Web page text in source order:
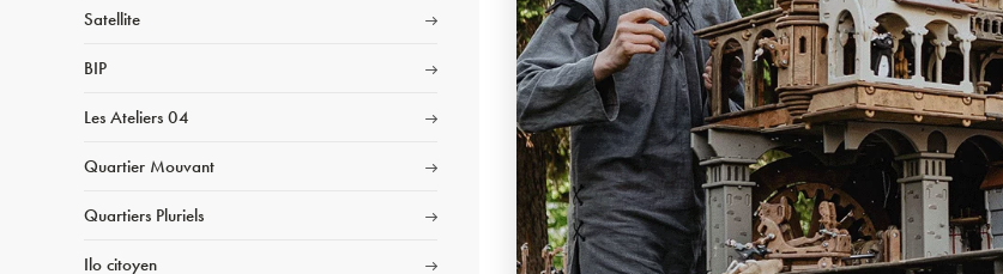
Satellite
BIP
Les Ateliers 04
Quartier Mouvant
Quartiers Pluriels
Ilo citoyen